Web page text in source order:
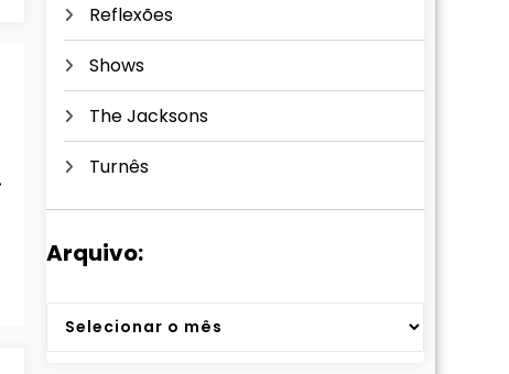
Reflexões
Shows
The Jacksons
Turnês
Arquivo:
Arquivos